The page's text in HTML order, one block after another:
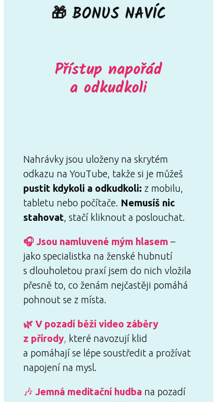
🎁 BONUS NAVÍC
Přístup napořád
a odkudkoli
Nahrávky jsou uloženy na skrytém
odkazu na YouTube, takže si je můžeš
pustit kdykoli a odkudkoli: z mobilu,
tabletu nebo počítače. Nemusíš nic
stahovat, stačí kliknout a poslouchat.
🎧 Jsou namluvené mým hlasem –
jako specialistka na ženské hubnutí
s dlouholetou praxí jsem do nich vložila
přesně to, co ženám nejčastěji pomáhá
pohnout se z místa.
🌿 V pozadí běží video záběry
z přírody, které navozují klid
a pomáhají se lépe soustředit a prožívat
napojení na mysl.
🎶 Jemná meditační hudba na pozadí